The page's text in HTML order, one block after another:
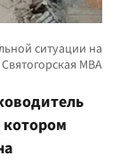
котором